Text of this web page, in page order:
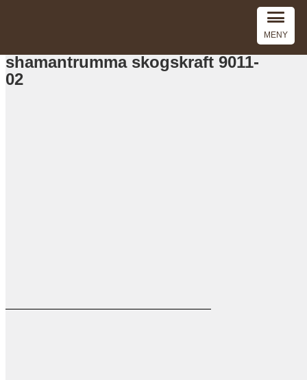
MENY
shamantrumma skogskraft 9011-
02